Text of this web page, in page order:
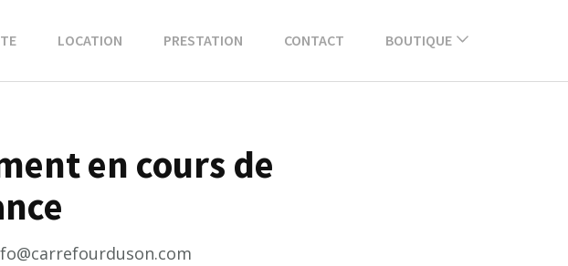
LOCATION PRESTATION CONTACT BOUTIQUE
en cours de